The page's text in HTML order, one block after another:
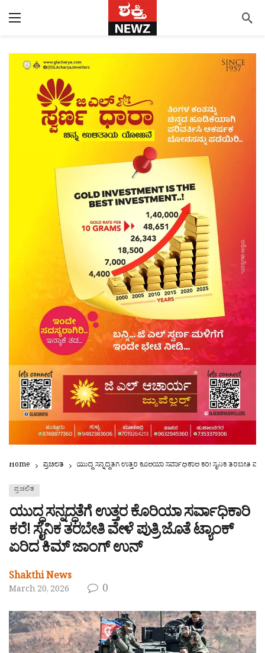
Home ಪ್ರಚಲಿತ ಯುದ್ಧ ಸನ್ನದ್ಧತೆಗೆ ಉತ್ತರ ಕೊರಿಯಾ ಸರ್ವಾಧಿಕಾರಿ ಕರೆ! ಸೈನಿಕ ತರಬೇತಿ
ಪ್ರಚಲಿತ
ಯುದ್ಧ ಸನ್ನದ್ಧತೆಗೆ ಉತ್ತರ ಕೊರಿಯಾ ಸರ್ವಾಧಿಕಾರಿ
ಕರೆ! ಸೈನಿಕ ತರಬೇತಿ ವೇಳೆ ಪುತ್ರಿ ಜೊತೆ ಟ್ಯಾಂಕ್
ಏರಿದ ಕಿಮ್ ಜಾಂಗ್ ಉನ್
Shakthi News
March 20, 2026 0